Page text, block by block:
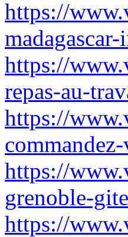
https://
https://
repas-au-
https://
https://
grenoble-
https://